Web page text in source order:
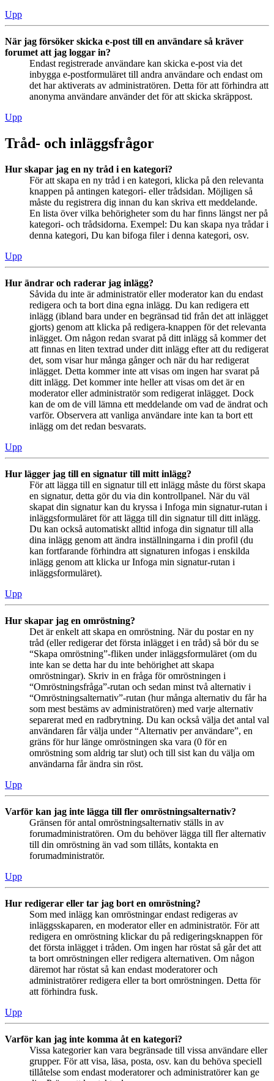
Upp
När jag försöker skicka e-post till en användare så kräver
forumet att jag loggar in?
Endast registrerade användare kan skicka e-post via det
inbygga e-postformuläret till andra användare och endast om
det har aktiverats av administratören. Detta för att förhindra att
anonyma användare använder det för att skicka skräppost.
Upp
Tråd- och inläggsfrågor
Hur skapar jag en ny tråd i en kategori?
För att skapa en ny tråd i en kategori, klicka på den relevanta
knappen på antingen kategori- eller trådsidan. Möjligen så
måste du registrera dig innan du kan skriva ett meddelande.
En lista över vilka behörigheter som du har finns längst ner på
kategori- och trådsidorna. Exempel: Du kan skapa nya trådar i
denna kategori, Du kan bifoga filer i denna kategori, osv.
Upp
Hur ändrar och raderar jag inlägg?
Såvida du inte är administratör eller moderator kan du endast
redigera och ta bort dina egna inlägg. Du kan redigera ett
inlägg (ibland bara under en begränsad tid från det att inlägget
gjorts) genom att klicka på redigera-knappen för det relevanta
inlägget. Om någon redan svarat på ditt inlägg så kommer det
att finnas en liten textrad under ditt inlägg efter att du redigerat
det, som visar hur många gånger och när du har redigerat
inlägget. Detta kommer inte att visas om ingen har svarat på
ditt inlägg. Det kommer inte heller att visas om det är en
moderator eller administratör som redigerat inlägget. Dock
kan de om de vill lämna ett meddelande om vad de ändrat och
varför. Observera att vanliga användare inte kan ta bort ett
inlägg om det redan besvarats.
Upp
Hur lägger jag till en signatur till mitt inlägg?
För att lägga till en signatur till ett inlägg måste du först skapa
en signatur, detta gör du via din kontrollpanel. När du väl
skapat din signatur kan du kryssa i Infoga min signatur-rutan i
inläggsformuläret för att lägga till din signatur till ditt inlägg.
Du kan också automatiskt alltid infoga din signatur till alla
dina inlägg genom att ändra inställningarna i din profil (du
kan fortfarande förhindra att signaturen infogas i enskilda
inlägg genom att klicka ur Infoga min signatur-rutan i
inläggsformuläret).
Upp
Hur skapar jag en omröstning?
Det är enkelt att skapa en omröstning. När du postar en ny
tråd (eller redigerar det första inlägget i en tråd) så bör du se
“Skapa omröstning”-fliken under inläggsformuläret (om du
inte kan se detta har du inte behörighet att skapa
omröstningar). Skriv in en fråga för omröstningen i
“Omröstningsfråga”-rutan och sedan minst två alternativ i
“Omröstningsalternativ”-rutan (hur många alternativ du får ha
som mest bestäms av administratören) med varje alternativ
separerat med en radbrytning. Du kan också välja det antal val
användaren får välja under “Alternativ per användare”, en
gräns för hur länge omröstningen ska vara (0 för en
omröstning som aldrig tar slut) och till sist kan du välja om
användarna får ändra sin röst.
Upp
Varför kan jag inte lägga till fler omröstningsalternativ?
Gränsen för antal omröstningsalternativ ställs in av
forumadministratören. Om du behöver lägga till fler alternativ
till din omröstning än vad som tillåts, kontakta en
forumadministratör.
Upp
Hur redigerar eller tar jag bort en omröstning?
Som med inlägg kan omröstningar endast redigeras av
inläggsskaparen, en moderator eller en administratör. För att
redigera en omröstning klickar du på redigeringsknappen för
det första inlägget i tråden. Om ingen har röstat så går det att
ta bort omröstningen eller redigera alternativen. Om någon
däremot har röstat så kan endast moderatorer och
administratörer redigera eller ta bort omröstningen. Detta för
att förhindra fusk.
Upp
Varför kan jag inte komma åt en kategori?
Vissa kategorier kan vara begränsade till vissa användare eller
grupper. För att visa, läsa, posta, osv. kan du behöva speciell
tillåtelse som endast moderatorer och administratörer kan ge